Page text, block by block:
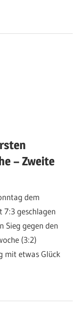
– Zweite
dem
7:3 geschlagen
Sieg gegen den
(3:2)
mit etwas Glück